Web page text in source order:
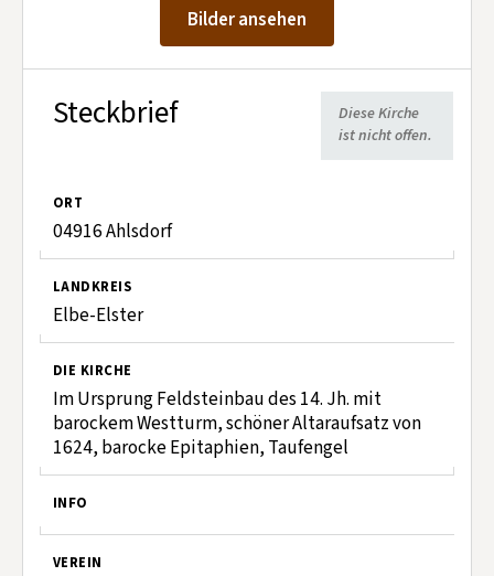
Bilder ansehen
Diese Kirche
ist nicht offen.
Steckbrief
ORT
04916 Ahlsdorf
LANDKREIS
Elbe-Elster
DIE KIRCHE
Im Ursprung Feldsteinbau des 14. Jh. mit
barockem Westturm, schöner Altaraufsatz von
1624, barocke Epitaphien, Taufengel
INFO
VEREIN